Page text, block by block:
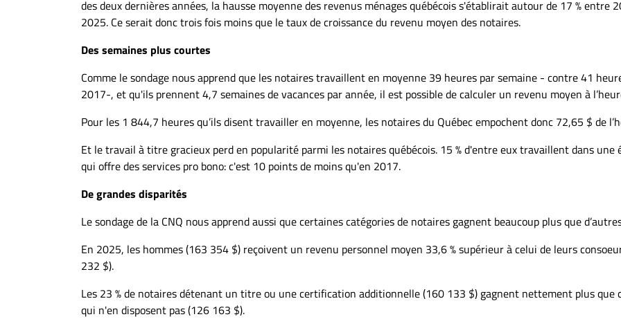
des deux dernières années, la hausse moyenne des revenus ménages québécois s'établirait autour de 17 % entre
2025. Ce serait donc trois fois moins que le taux de croissance du revenu moyen des notaires.
Des semaines plus courtes
Comme le sondage nous apprend que les notaires travaillent en moyenne 39 heures par semaine - contre 41
2017-, et qu'ils prennent 4,7 semaines de vacances par année, il est possible de calculer un revenu moyen à
Pour les 1 844,7 heures qu’ils disent travailler en moyenne, les notaires du Québec empochent donc 72,65 $ de
Et le travail à titre gracieux perd en popularité parmi les notaires québécois. 15 % d'entre eux travaillent dans une
qui offre des services pro bono: c'est 10 points de moins qu'en 2017.
De grandes disparités
Le sondage de la CNQ nous apprend aussi que certaines catégories de notaires gagnent beaucoup plus que
En 2025, les hommes (163 354 $) reçoivent un revenu personnel moyen 33,6 % supérieur à celui de leurs
232 $).
Les 23 % de notaires détenant un titre ou une certification additionnelle (160 133 $) gagnent nettement plus que
qui n'en disposent pas (126 163 $).